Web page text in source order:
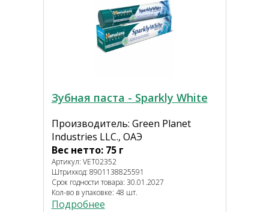
Зубная паста - Sparkly White
Производитель: Green Planet
Industries LLC., ОАЭ
Вес нетто: 75 г
Артикул: VET02352
Штрихкод: 8901138825591
Срок годности товара: 30.01.2027
Кол-во в упаковке: 48 шт.
Подробнее